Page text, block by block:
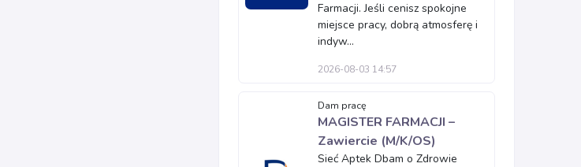
Farmacji. Jeśli cenisz spokojne
miejsce pracy, dobrą atmosferę i
indyw...
2026-08-03 14:57
Dam pracę
MAGISTER FARMACJI –
Zawiercie (M/K/OS)
Sieć Aptek Dbam o Zdrowie